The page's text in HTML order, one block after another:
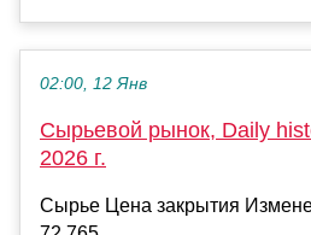
02:00, 12 Янв
Сырьевой рынок, Daily
2026 г.
Сырье Цена закрытия